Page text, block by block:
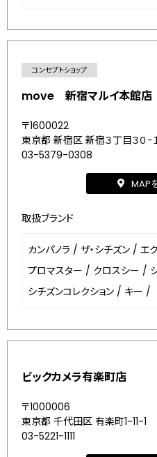
コンセプトショップ
move 新宿マルイ本館店
〒1600022
東京都 新宿区 新宿３丁目３０−
03-5379-0308
MAP
取扱ブランド
カンパノラ / ザ・シチズン / エ
プロマスター / クロスシー /
シチズンコレクション / キー /
ビックカメラ有楽町店
〒1000006
東京都 千代田区 有楽町1-11-1
03-5221-1111